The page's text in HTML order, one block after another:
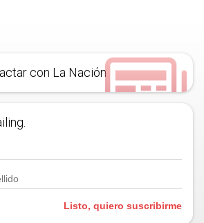
con La Nación
Listo, quiero suscribirme